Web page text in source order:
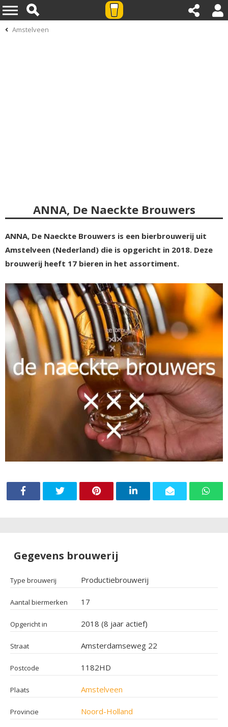
Amstelveen
ANNA, De Naeckte Brouwers
ANNA, De Naeckte Brouwers is een bierbrouwerij uit
Amstelveen (Nederland) die is opgericht in 2018. Deze
brouwerij heeft 17 bieren in het assortiment.
Gegevens brouwerij
Type brouwerij Productiebrouwerij
Aantal biermerken 17
Opgericht in 2018 (8 jaar actief)
Straat Amsterdamseweg 22
Postcode 1182HD
Plaats Amstelveen
Provincie Noord-Holland